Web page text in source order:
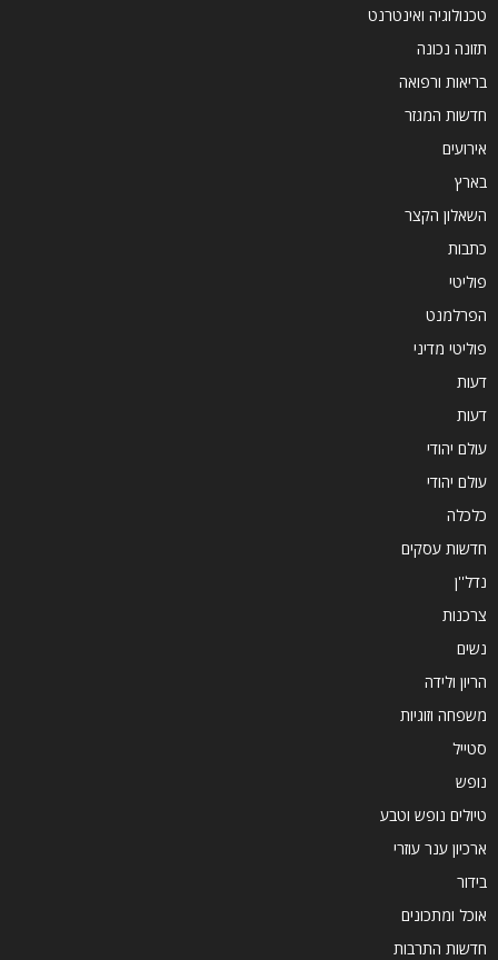
טכנולוגיה ואינטרנט
תזונה נכונה
בריאות ורפואה
חדשות המגזר
אירועים
בארץ
השאלון הקצר
כתבות
פוליטי
הפרלמנט
פוליטי מדיני
דעות
דעות
עולם יהודי
עולם יהודי
כלכלה
חדשות עסקים
נדל''ן
צרכנות
נשים
הריון ולידה
משפחה וזוגיות
סטייל
נופש
טיולים נופש וטבע
ארכיון ענר עוזרי
בידור
אוכל ומתכונים
חדשות התרבות